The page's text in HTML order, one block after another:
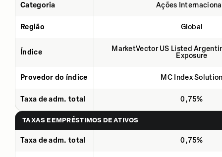
Categoria Ações
Região Global
Índice
MarketVector US Listed
Exposure
Provedor do índice MC Index
Taxa de adm. total 0,75%
TAXAS E EMPRÉSTIMOS DE ATIVOS
Taxa de adm. total 0,75%